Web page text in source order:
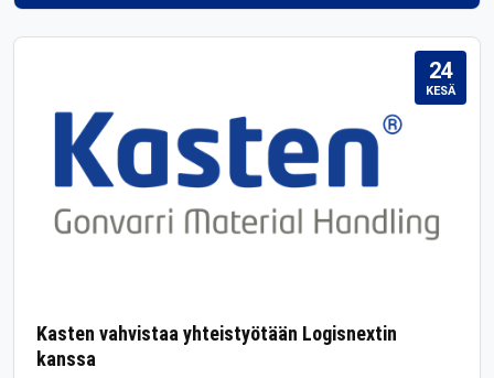
24
KESÄ
Kasten vahvistaa yhteistyötään Logisnextin
kanssa